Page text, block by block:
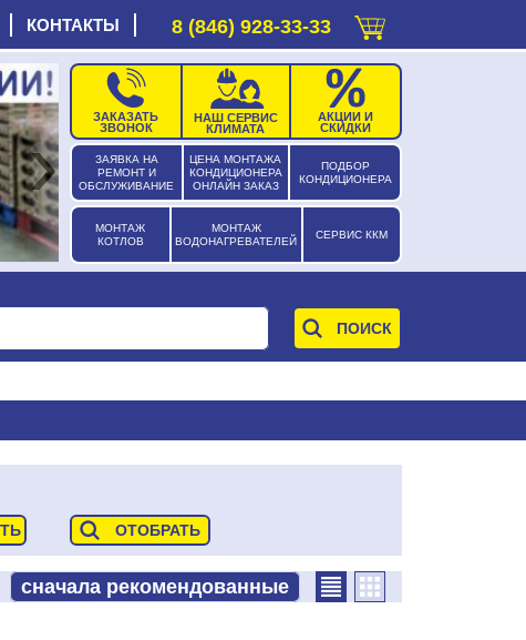
КОНТАКТЫ 8 (846) 928-33-33
ЗАЯВКА НА
РЕМОНТ И
ОБСЛУЖИВАНИЕ
ЦЕНА МОНТАЖА
КОНДИЦИОНЕРА
ОНЛАЙН ЗАКАЗ
ПОДБОР
КОНДИЦИОНЕРА
МОНТАЖ
КОТЛОВ
МОНТАЖ
ВОДОНАГРЕВАТЕЛЕЙ
СЕРВИС ККМ
ЗАКАЗАТЬ
ЗВОНОК
НАШ СЕРВИС
КЛИМАТА
АКЦИИ И
СКИДКИ
›